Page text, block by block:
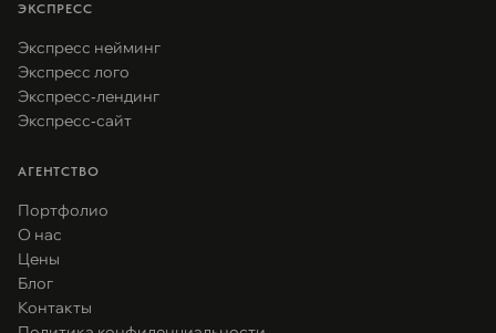
ЭКСПРЕСС
Экспресс нейминг
Экспресс лого
Экспресс-лендинг
Экспресс-сайт
АГЕНТСТВО
Портфолио
О нас
Цены
Блог
Контакты